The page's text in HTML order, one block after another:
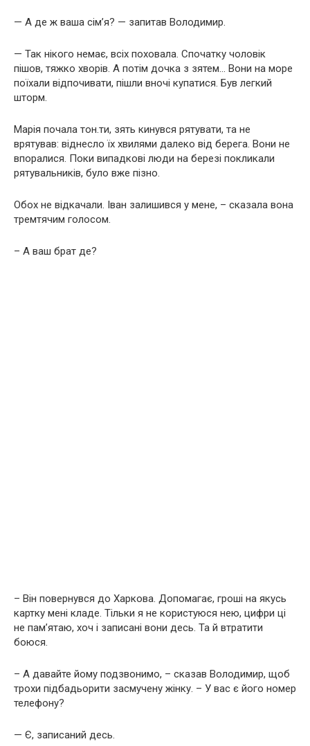
— А де ж ваша сім’я? — запитав Володимир.
— Так нікого немає, всіх поховала. Спочатку чоловік
пішов, тяжко хворів. А потім дочка з зятем… Вони на море
поїхали відпочивати, пішли вночі купатися. Був легкий
шторм.
Марія почала тон.ти, зять кинувся рятувати, та не
врятував: віднесло їх хвилями далеко від берега. Вони не
впоралися. Поки випадкові люди на березі покликали
рятувальників, було вже пізно.
Обох не відкачали. Іван залишився у мене, – сказала вона
тремтячим голосом.
– А ваш брат де?
– Він повернувся до Харкова. Допомагає, гроші на якусь
картку мені кладе. Тільки я не користуюся нею, цифри ці
не пам’ятаю, хоч і записані вони десь. Та й втратити
боюся.
– А давайте йому подзвонимо, – сказав Володимир, щоб
трохи підбадьорити засмучену жінку. – У вас є його номер
телефону?
— Є, записаний десь.